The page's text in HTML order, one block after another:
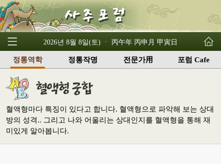
2026년 8월 8일(토) ㆍ 丙午年 丙申月 甲寅日
정통역학 정통작명 전문가用 포럼 Cafe
혈액형마다 특징이 있다고 합니다. 혈액형으로 파악해 보는 상대
방의 성격.. 그리고 나와 어울리는 상대인지를 혈액형을 통해 재
미있게 알아봅니다.